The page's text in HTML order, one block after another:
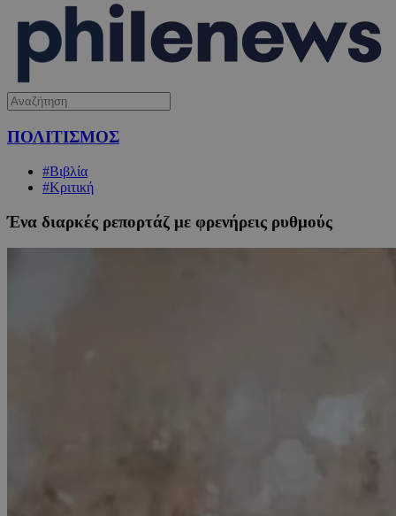
ΠΟΛΙΤΙΣΜΟΣ
#Βιβλία
#Κριτική
Ένα διαρκές ρεπορτάζ με φρενήρεις ρυθμούς